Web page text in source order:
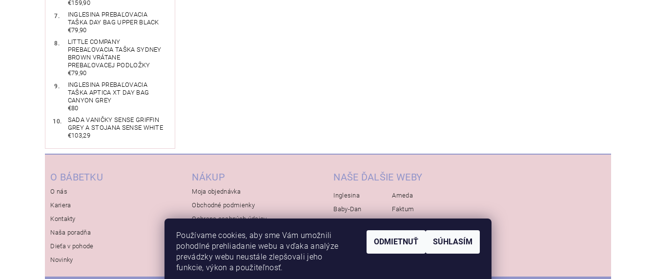
€159,90
INGLESINA PREBAĽOVACIA
TAŠKA DAY BAG UPPER BLACK
€79,90
LITTLE COMPANY
PREBAĽOVACIA TAŠKA SYDNEY
BROWN VRÁTANE
PREBAĽOVACEJ PODLOŽKY
€79,90
INGLESINA PREBAĽOVACIA
TAŠKA APTICA XT DAY BAG
CANYON GREY
€80
SADA VANIČKY SENSE GRIFFIN
GREY A STOJANA SENSE WHITE
€103,29
O BÁBETKU
O nás
Kariera
Kontakty
Naša poradňa
Dieťa v pohode
Novinky
NÁKUP
Moja objednávka
Obchodné podmienky
Ochrana osobných údajov
NAŠE ĎALŠIE WEBY
Inglesina
Baby-Dan
Avova
Ameda
Faktum
Bambino-Mio
Používame cookies, aby sme Vám umožnili
pohodlné prehliadanie webu a vďaka analýze
prevádzky webu neustále zlepšovali jeho
funkcie, výkon a použiteľnosť.
ODMIETNUŤ SÚHLASÍM